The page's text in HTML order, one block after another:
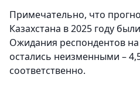
Примечательно, что
Казахстана в 2025 году
Ожидания респондентов на
остались неизменными –
соответственно.